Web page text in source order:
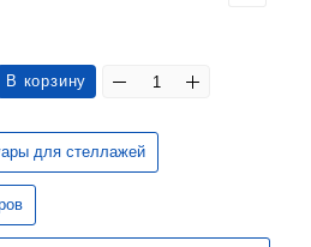
В корзину
для стеллажей